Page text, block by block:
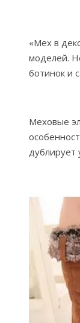
«Мех в
моделей.
ботинок и
Меховые
дублирует